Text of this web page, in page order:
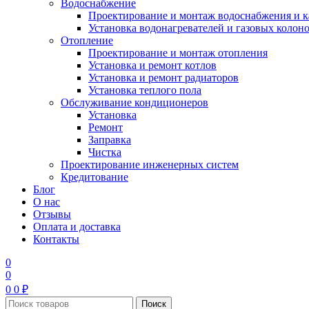
Водоснабжение
Проектирование и монтаж водоснабжения и
Установка водонагревателей и газовых
Отопление
Проектирование и монтаж отопления
Установка и ремонт котлов
Установка и ремонт радиаторов
Установка теплого пола
Обслуживание кондиционеров
Установка
Ремонт
Заправка
Чистка
Проектирование инженерных систем
Кредитование
Блог
О нас
Отзывы
Оплата и доставка
Контакты
0
0
0 0 ₽
Поиск